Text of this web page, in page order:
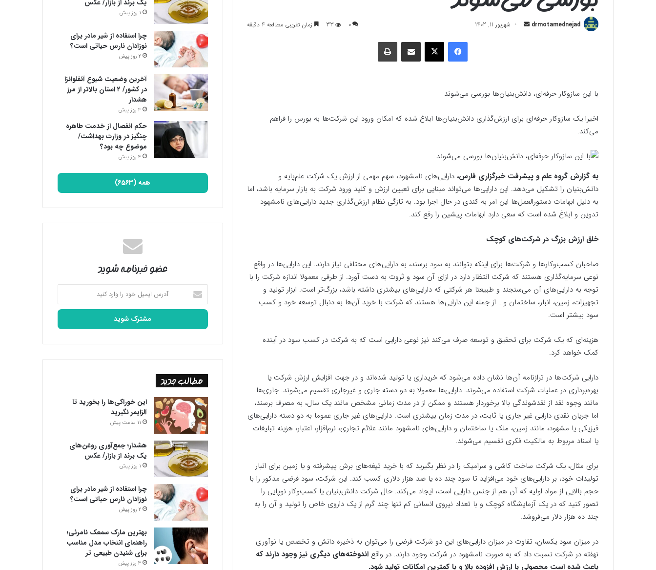
drmotamednejad
ارسال شهریور 11, 1402 0
33 زمان تقریبی مطالعه 4 دقیقه
فیسبوک ایکس اشتراک گذاری با ایمیل چاپ
با این سازوکار حرفه‌ای، دانش‌بنیان‌ها بورسی می‌شوند
اخیرا یک سازوکار حرفه‌ای برای ارزش‌گذاری دانش‌بنیان‌ها ابلاغ شده که امکان ورود این شرکت‌ها به بورس را فراهم
می‌کند.
به گزارش گروه علم و پیشرفت خبرگزاری فارس، دارایی‌های نامشهود، سهم مهمی از ارزش یک شرکت علم‌پایه و
دانش‌بنیان را تشکیل می‌دهد. این دارایی‌ها می‌تواند مبنایی برای تعیین ارزش و کلید ورود شرکت به بازار سرمایه باشد، اما
به دلیل ابهامات دستورالعمل‌ها این امر به کندی در حال اجرا بود. به تازگی نظام ارزش‌گذاری جدید دارایی‌های نامشهود
تدوین و ابلاغ شده است که سعی دارد ابهامات پیشین را رفع کند.
خلق ارزش بزرگ در شرکت‌های کوچک
صاحبان کسب‌وکارها و شرکت‌ها برای اینکه بتوانند به سود برسند، به دارایی‌های مختلفی نیاز دارند. این دارایی‌ها در واقع
نوعی سرمایه‌گذاری هستند که شرکت انتظار دارد در ازای آن سود و ثروت به دست آورد. از طرفی معمولا اندازه شرکت را با
توجه به دارایی‌های آن می‌سنجند و طبیعتا هر شرکتی که دارایی‌های بیشتری داشته باشد، بزرگ‌تر است. ابزار تولید و
تجهیزات، زمین، انبار، ساختمان و… از جمله این دارایی‌ها هستند که شرکت با خرید آن‌ها به دنبال توسعه خود و کسب
سود بیشتر است.
هزینه‌ای که یک شرکت برای تحقیق و توسعه صرف می‌کند نیز نوعی دارایی است که به شرکت در کسب سود در آینده
کمک خواهد کرد.
دارایی شرکت‌ها در ترازنامه آن‌ها نشان داده می‌شود که خریداری یا تولید شده‌اند و در جهت افزایش ارزش شرکت یا
بهره‌برداری در عملیات شرکت استفاده می‌شوند. دارایی‌ها معمولا به دو دسته جاری و غیرجاری تقسیم می‌شوند. جاری‌ها
مانند وجوه نقد از نقدشوندگی بالا برخوردار هستند و ممکن از در مدت زمانی مشخص مانند یک سال، به مصرف برسند،
اما جریان نقدی دارایی غیر جاری یا ثابت، در مدت زمان بیشتری است. دارایی‌های غیر جاری عموما به دو دسته دارایی‌های
فیزیکی یا مشهود، مانند زمین، ملک یا ساختمان و دارایی‌های نامشهود مانند علائم تجاری، نرم‌افزار، اعتبار، هزینه تبلیغات
یا اسناد مربوط به مالکیت فکری تقسیم می‌شوند.
برای مثال، یک شرکت ساخت کاشی و سرامیک را در نظر بگیرید که با خرید تیغه‌های برش پیشرفته و یا زمین برای انبار
تولیدات خود، بر دارایی‌های خود می‌افزاید تا سود چند ده یا صد هزار دلاری کسب کند. این شرکت، سود فرضی مذکور را با
حجم بالایی از مواد اولیه که آن هم از جنس دارایی است، ایجاد می‌کند. حال شرکت دانش‌بنیان یا کسب‌وکار نوپایی را
تصور کنید که در یک آزمایشگاه کوچک و با تعداد نیروی انسانی کم تنها چند گرم از یک داروی خاص را تولید و آن را به
چند ده هزار دلار می‌فروشد.
در میزان سود یکسان، تفاوت در میزان دارایی‌های این دو شرکت فرضی را می‌توان به ذخیره دانش و تخصص یا نوآوری
نهفته در شرکت نسبت داد که به صورت نامشهود در شرکت وجود دارند. در واقع اندوخته‌های دیگری نیز وجود دارند که
باعث شده است محصولی با ارزش افزوده بالا و با کمترین امکانات تولید شود.
یک برند از بازار/ عکس
1 روز پیش
چرا استفاده از شیر مادر برای
نوزادان نارس حیاتی است؟
2 روز پیش
آخرین وضعیت شیوع آنفلوانزا
در کشور/ ۲ استان بالاتر از مرز
هشدار
3 روز پیش
حکم انفصال از خدمت طاهره
چنگیز در وزارت بهداشت/
موضوع چه بود؟
4 روز پیش
همه (6563)
عضو خبرنامه شوید
آدرس
ایمیل
خود
وارد
مطالب جدید
این خوراکی‌ها را بخورید تا
آلزایمر نگیرید
11 ساعت پیش
هشدار؛ جمع‌آوری روغن‌های
یک برند از بازار/ عکس
1 روز پیش
چرا استفاده از شیر مادر برای
نوزادان نارس حیاتی است؟
2 روز پیش
بهترین مارک سمعک نامرئی؛
راهنمای انتخاب مدل مناسب
برای شنیدن طبیعی تر
3 روز پیش